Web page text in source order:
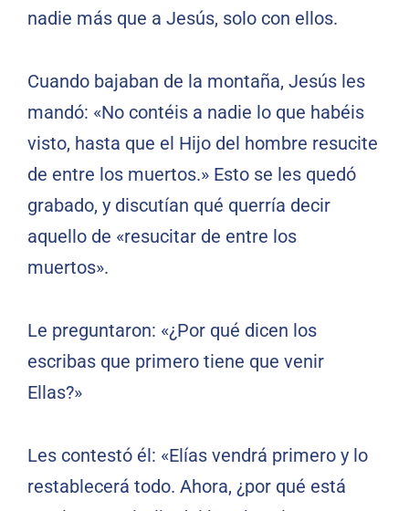
nadie más que a Jesús, solo con ellos.
Cuando bajaban de la montaña, Jesús les
mandó: «No contéis a nadie lo que habéis
visto, hasta que el Hijo del hombre resucite
de entre los muertos.» Esto se les quedó
grabado, y discutían qué querría decir
aquello de «resucitar de entre los
muertos».
Le preguntaron: «¿Por qué dicen los
escribas que primero tiene que venir
Ellas?»
Les contestó él: «Elías vendrá primero y lo
restablecerá todo. Ahora, ¿por qué está